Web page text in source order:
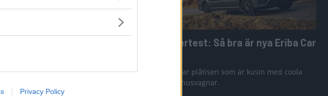
Privacy Policy
och därmed lättare serien C2
Supertest: Så bra är nya Eriba Car
Vi testar plåtisen som är kusin med coola
Eriba husvagnar.